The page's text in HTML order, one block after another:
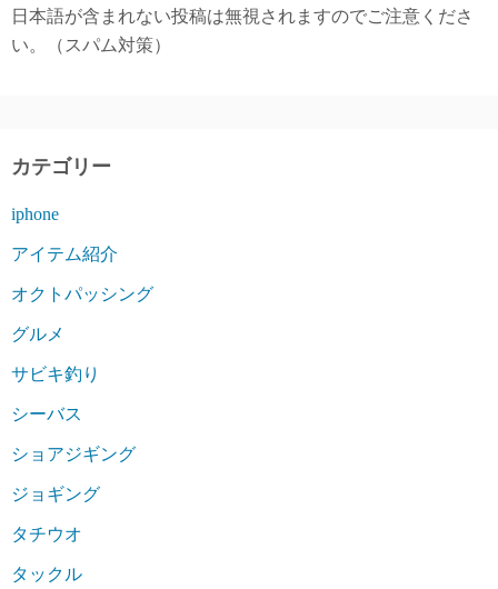
日本語が含まれない投稿は無視されますのでご注意くださ
い。（スパム対策）
カテゴリー
iphone
アイテム紹介
オクトパッシング
グルメ
サビキ釣り
シーバス
ショアジギング
ジョギング
タチウオ
タックル